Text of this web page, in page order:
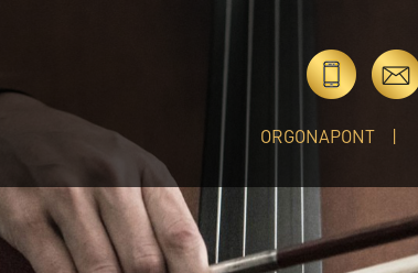
ORGONAPONT